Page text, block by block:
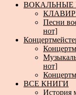
ВОКАЛЬНЫЕ
Песни
нот]
нот]
ВСЕ КНИГИ
История